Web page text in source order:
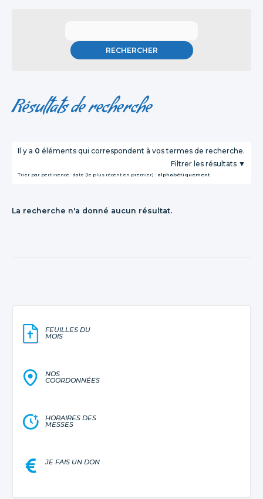
Résultats de recherche
Il y a 0 éléments qui correspondent à vos termes de recherche.
Filtrer les résultats
Trier par pertinence · date (le plus récent en premier) · alphabétiquement
La recherche n'a donné aucun résultat.
FEUILLES DU
MOIS
NOS
COORDONNÉES
HORAIRES DES
MESSES
JE FAIS UN DON